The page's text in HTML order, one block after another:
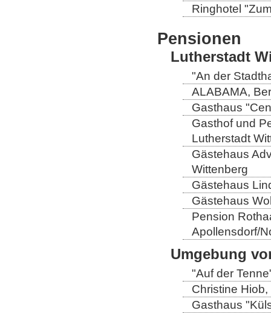
Ringhotel
Pensionen
Lutherstadt
"An der
ALABAMA,
Gasthaus
Gasthof und
Lutherstadt
Gästehaus
Wittenberg
Gästehaus
Gästehaus
Pension
Apollensdorf/
Umgebung
"Auf der
Christine
Gasthaus